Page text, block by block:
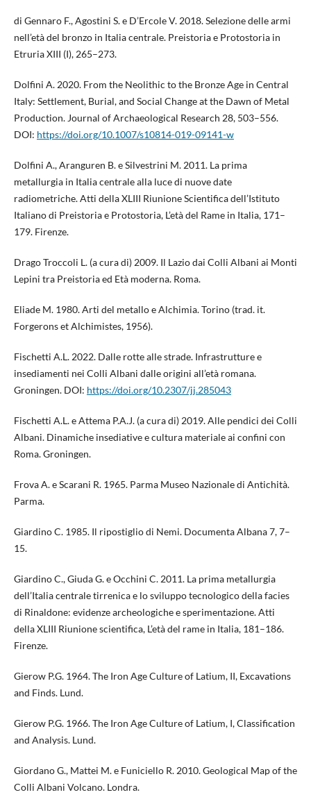
di Gennaro F., Agostini S. e D’Ercole V. 2018. Selezione delle armi
nell’età del bronzo in Italia centrale. Preistoria e Protostoria in
Etruria XIII (I), 265–273.
Dolfini A. 2020. From the Neolithic to the Bronze Age in Central
Italy: Settlement, Burial, and Social Change at the Dawn of Metal
Production. Journal of Archaeological Research 28, 503–556.
DOI: https://doi.org/10.1007/s10814-019-09141-w
Dolfini A., Aranguren B. e Silvestrini M. 2011. La prima
metallurgia in Italia centrale alla luce di nuove date
radiometriche. Atti della XLIII Riunione Scientifica dell’Istituto
Italiano di Preistoria e Protostoria, L’età del Rame in Italia, 171–
179. Firenze.
Drago Troccoli L. (a cura di) 2009. Il Lazio dai Colli Albani ai Monti
Lepini tra Preistoria ed Età moderna. Roma.
Eliade M. 1980. Arti del metallo e Alchimia. Torino (trad. it.
Forgerons et Alchimistes, 1956).
Fischetti A.L. 2022. Dalle rotte alle strade. Infrastrutture e
insediamenti nei Colli Albani dalle origini all’età romana.
Groningen. DOI: https://doi.org/10.2307/jj.285043
Fischetti A.L. e Attema P.A.J. (a cura di) 2019. Alle pendici dei Colli
Albani. Dinamiche insediative e cultura materiale ai confini con
Roma. Groningen.
Frova A. e Scarani R. 1965. Parma Museo Nazionale di Antichità.
Parma.
Giardino C. 1985. Il ripostiglio di Nemi. Documenta Albana 7, 7–
15.
Giardino C., Giuda G. e Occhini C. 2011. La prima metallurgia
dell’Italia centrale tirrenica e lo sviluppo tecnologico della facies
di Rinaldone: evidenze archeologiche e sperimentazione. Atti
della XLIII Riunione scientifica, L’età del rame in Italia, 181–186.
Firenze.
Gierow P.G. 1964. The Iron Age Culture of Latium, II, Excavations
and Finds. Lund.
Gierow P.G. 1966. The Iron Age Culture of Latium, I, Classification
and Analysis. Lund.
Giordano G., Mattei M. e Funiciello R. 2010. Geological Map of the
Colli Albani Volcano. Londra.